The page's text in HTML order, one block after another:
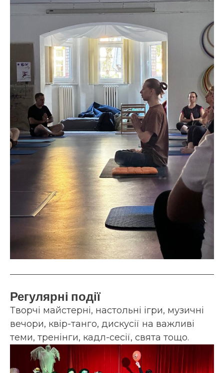
Регулярні події
Творчі майстерні, настольні ігри, музичні
вечори, квір-танго, дискусії на важливі
теми, тренінги, кадл-сесії, свята тощо.